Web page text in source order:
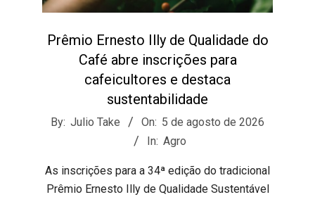
Prêmio Ernesto Illy de Qualidade do
Café abre inscrições para
cafeicultores e destaca
sustentabilidade
2026-
By: Julio Take On: 5 de agosto de 2026
In: Agro
​As inscrições para a 34ª edição do tradicional
Prêmio Ernesto Illy de Qualidade Sustentável